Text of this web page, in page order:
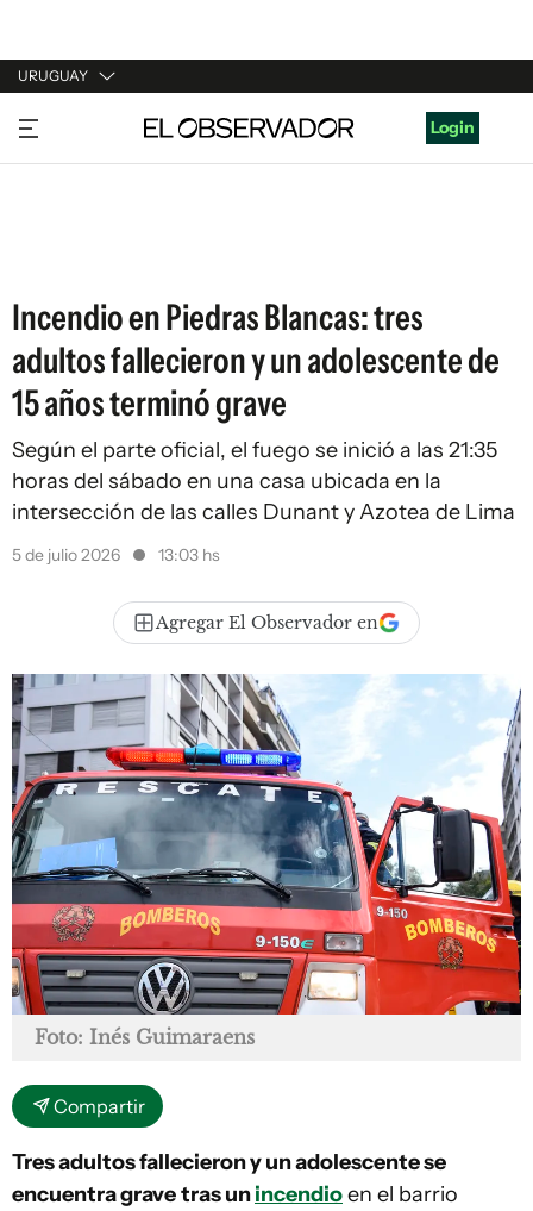
URUGUAY
URUGUAY
ARGENTINA
Login
Incendio en Piedras Blancas: tres
adultos fallecieron y un adolescente de
15 años terminó grave
Según el parte oficial, el fuego se inició a las 21:35
horas del sábado en una casa ubicada en la
intersección de las calles Dunant y Azotea de Lima
5 de julio 2026 13:03 hs
Agregar El Observador en
Foto: Inés Guimaraens
Compartir
Tres adultos fallecieron y un adolescente se
encuentra gravetras unincendioen el barrio